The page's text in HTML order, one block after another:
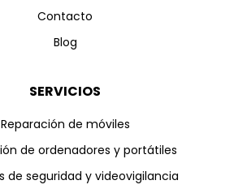
Contacto
Blog
SERVICIOS
Reparación de móviles
de ordenadores y portátiles
de seguridad y videovigilancia